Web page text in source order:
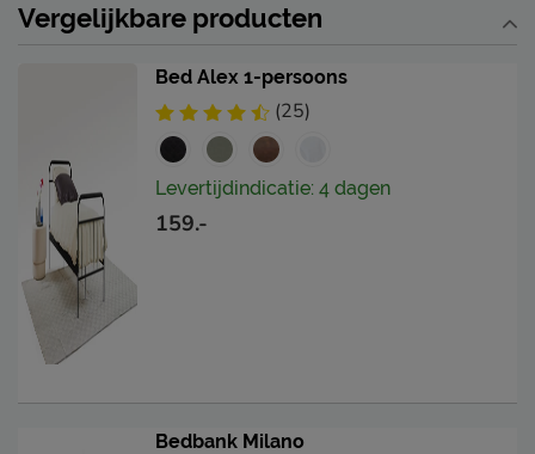
Vergelijkbare producten
Bed Alex 1-persoons
(25)
Levertijdindicatie: 4 dagen
159.-
Bedbank Milano